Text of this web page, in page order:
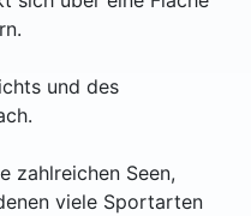
und des
zahlreichen Seen,
viele Sportarten